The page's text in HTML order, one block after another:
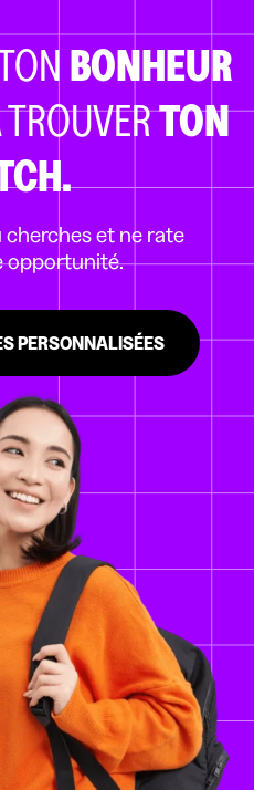
BONHEUR
TON
et ne rate
opportunité.
PERSONNALISÉES